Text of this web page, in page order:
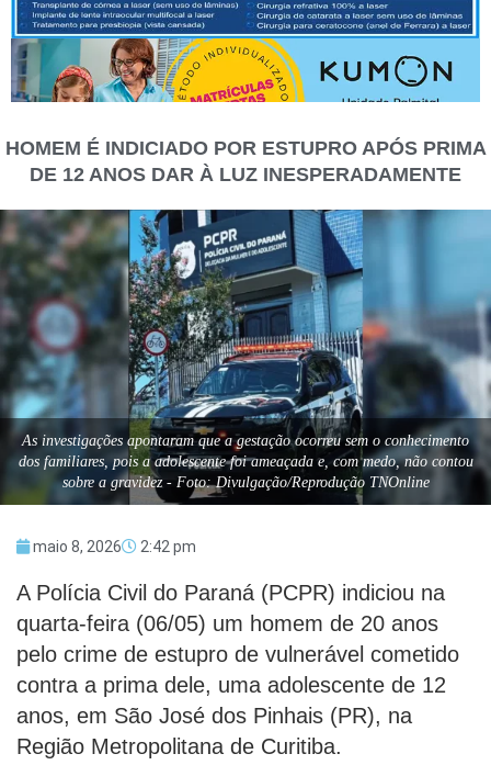
HOMEM É INDICIADO POR ESTUPRO APÓS PRIMA
DE 12 ANOS DAR À LUZ INESPERADAMENTE
As investigações apontaram que a gestação ocorreu sem o conhecimento
dos familiares, pois a adolescente foi ameaçada e, com medo, não contou
sobre a gravidez - Foto: Divulgação/Reprodução TNOnline
maio 8, 2026 2:42 pm
A Polícia Civil do Paraná (PCPR) indiciou na
quarta-feira (06/05) um homem de 20 anos
pelo crime de estupro de vulnerável cometido
contra a prima dele, uma adolescente de 12
anos, em São José dos Pinhais (PR), na
Região Metropolitana de Curitiba.